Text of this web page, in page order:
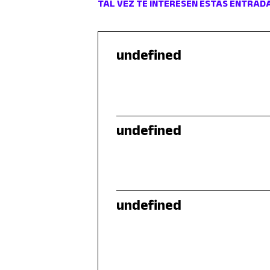
TAL VEZ TE INTERESEN ESTAS
undefined
undefined
undefined